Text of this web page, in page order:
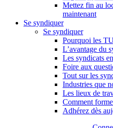
Mettez fin au
maintenant
Se syndiquer
Se syndiquer
Pourquoi les
L’avantage du
Les syndicats
Foire aux
Tout sur les
Industries que
Les lieux de
Comment
Adhérez dès